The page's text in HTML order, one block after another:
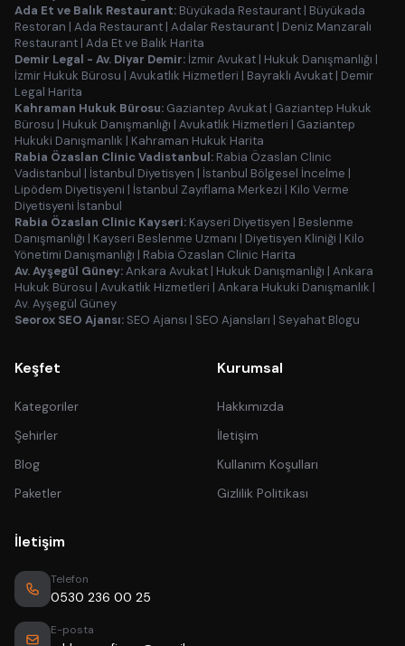
Ada Et ve Balık Restaurant: Büyükada Restaurant | Büyükada
Restoran | Ada Restaurant | Adalar Restaurant | Deniz Manzaralı
Restaurant | Ada Et ve Balık Harita
Demir Legal - Av. Diyar Demir: İzmir Avukat | Hukuk Danışmanlığı |
İzmir Hukuk Bürosu | Avukatlık Hizmetleri | Bayraklı Avukat | Demir
Legal Harita
Kahraman Hukuk Bürosu: Gaziantep Avukat | Gaziantep Hukuk
Bürosu | Hukuk Danışmanlığı | Avukatlık Hizmetleri | Gaziantep
Hukuki Danışmanlık | Kahraman Hukuk Harita
Rabia Özaslan Clinic Vadistanbul: Rabia Özaslan Clinic
Vadistanbul | İstanbul Diyetisyen | İstanbul Bölgesel İncelme |
Lipödem Diyetisyeni | İstanbul Zayıflama Merkezi | Kilo Verme
Diyetisyeni İstanbul
Rabia Özaslan Clinic Kayseri: Kayseri Diyetisyen | Beslenme
Danışmanlığı | Kayseri Beslenme Uzmanı | Diyetisyen Kliniği | Kilo
Yönetimi Danışmanlığı | Rabia Özaslan Clinic Harita
Av. Ayşegül Güney:Ankara Avukat | Hukuk Danışmanlığı | Ankara
Hukuk Bürosu | Avukatlık Hizmetleri | Ankara Hukuki Danışmanlık |
Av. Ayşegül Güney
Seorox SEO Ajansı: SEO Ajansı | SEO Ajansları | Seyahat Blogu
Keşfet
Kategoriler
Şehirler
Blog
Paketler
Kurumsal
Hakkımızda
İletişim
Kullanım Koşulları
Gizlilik Politikası
İletişim
Telefon
0530 236 00 25
E-posta